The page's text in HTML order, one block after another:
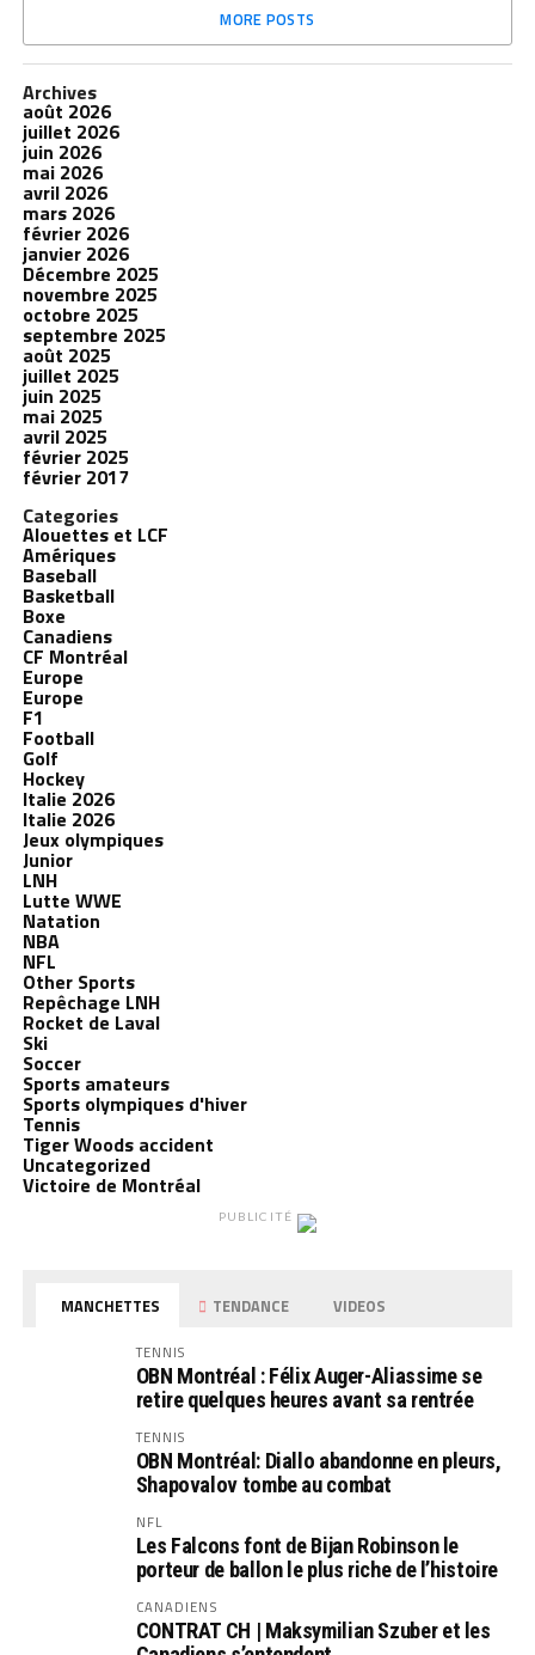
MORE POSTS
Archives
août 2026
juillet 2026
juin 2026
mai 2026
avril 2026
mars 2026
février 2026
janvier 2026
Décembre 2025
novembre 2025
octobre 2025
septembre 2025
août 2025
juillet 2025
juin 2025
mai 2025
avril 2025
février 2025
février 2017
Categories
Alouettes et LCF
Amériques
Baseball
Basketball
Boxe
Canadiens
CF Montréal
Europe
Europe
F1
Football
Golf
Hockey
Italie 2026
Italie 2026
Jeux olympiques
Junior
LNH
Lutte WWE
Natation
NBA
NFL
Other Sports
Repêchage LNH
Rocket de Laval
Ski
Soccer
Sports amateurs
Sports olympiques d'hiver
Tennis
Tiger Woods accident
Uncategorized
Victoire de Montréal
PUBLICITÉ
MANCHETTES TENDANCE VIDEOS
TENNIS
OBN Montréal : Félix Auger-Aliassime se
retire quelques heures avant sa rentrée
TENNIS
OBN Montréal: Diallo abandonne en pleurs,
Shapovalov tombe au combat
NFL
Les Falcons font de Bijan Robinson le
porteur de ballon le plus riche de l’histoire
CANADIENS
CONTRAT CH | Maksymilian Szuber et les